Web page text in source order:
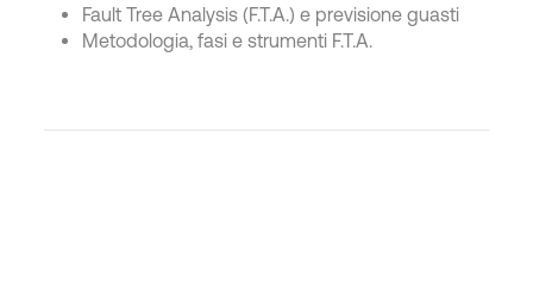
Fault Tree Analysis (F.T.A.) e previsione guasti
Metodologia, fasi e strumenti F.T.A.